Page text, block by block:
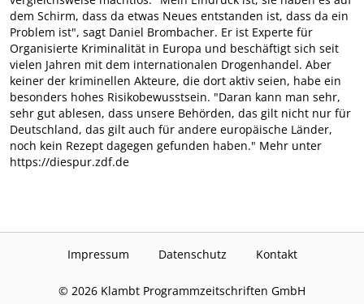
dem Schirm, dass da etwas Neues entstanden ist, dass da ein
Problem ist", sagt Daniel Brombacher. Er ist Experte für
Organisierte Kriminalität in Europa und beschäftigt sich seit
vielen Jahren mit dem internationalen Drogenhandel. Aber
keiner der kriminellen Akteure, die dort aktiv seien, habe ein
besonders hohes Risikobewusstsein. "Daran kann man sehr,
sehr gut ablesen, dass unsere Behörden, das gilt nicht nur für
Deutschland, das gilt auch für andere europäische Länder,
noch kein Rezept dagegen gefunden haben." Mehr unter
https://diespur.zdf.de
Impressum Datenschutz Kontakt
© 2026 Klambt Programmzeitschriften GmbH